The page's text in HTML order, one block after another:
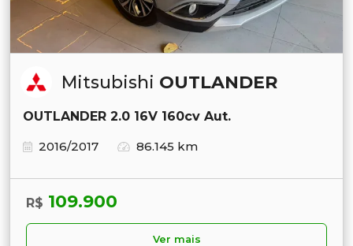
Mitsubishi OUTLANDER
OUTLANDER 2.0 16V 160cv Aut.
2016/2017
86.145 km
R$ 109.900
Ver mais